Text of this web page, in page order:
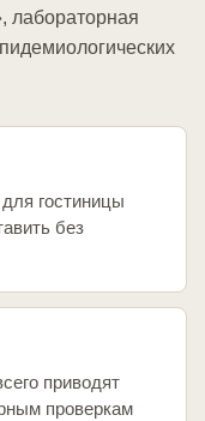
лабораторная
гостиницы
без
приводят
проверкам